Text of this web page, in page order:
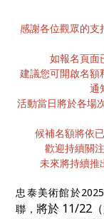
感謝各位觀眾的支
如報名頁面
建議您可開啟名額
通
活動當日將於各場
候補名額將依
歡迎持續關
未來將持續推
忠泰美術館於
聯， 將於 11/22